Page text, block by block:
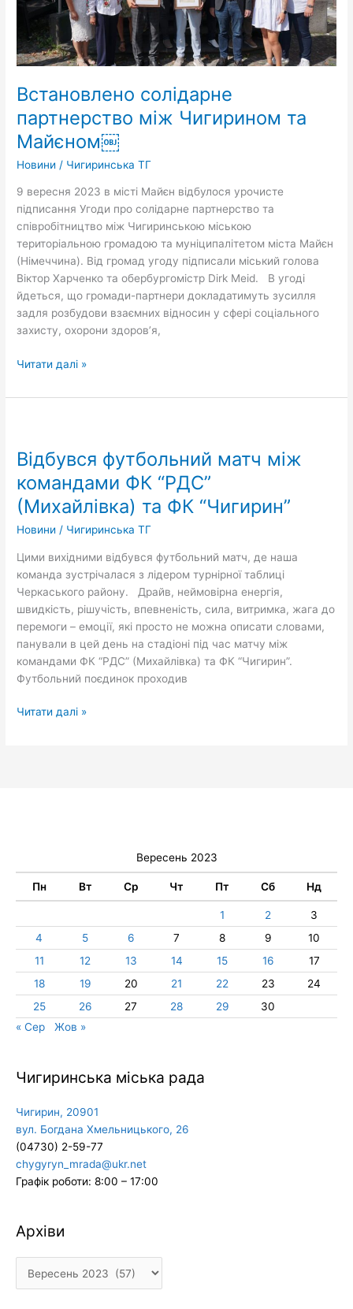
Встановлено солідарне
партнерство між Чигирином та
Майєном￼
Новини / Чигиринська ТГ
9 вересня 2023 в місті Майєн відбулося урочисте
підписання Угоди про солідарне партнерство та
співробітництво між Чигиринською міською
територіальною громадою та муніципалітетом міста Майєн
(Німеччина). Від громад угоду підписали міський голова
Віктор Харченко та обербургомістр Dirk Meid. В угоді
йдеться, що громади-партнери докладатимуть зусилля
задля розбудови взаємних відносин у сфері соціального
захисту, охорони здоров’я,
Читати далі »
Відбувся футбольний матч між
командами ФК “РДС”
(Михайлівка) та ФК “Чигирин”
Новини / Чигиринська ТГ
Цими вихідними відбувся футбольний матч, де наша
команда зустрічалася з лідером турнірної таблиці
Черкаського району. Драйв, неймовірна енергія,
швидкість, рішучість, впевненість, сила, витримка, жага до
перемоги – емоції, які просто не можна описати словами,
панували в цей день на стадіоні під час матчу між
командами ФК “РДС” (Михайлівка) та ФК “Чигирин”.
Футбольний поєдинок проходив
матч
командами
ФК
“РДС”
та
ФК
“Чигирин”
Читати далі »
Вересень 2023
Пн Вт Ср Чт Пт Сб Нд
1 2
3
4
5 6 7 8 9
10
11
12 13 14 15 16
17
18
19 20 21 22 23
24
25
26 27 28 29
30
« Сер
Жов »
Чигиринська міська рада
Чигирин, 20901
вул. Богдана Хмельницького, 26
(04730) 2-59-77
chygyryn_mrada@ukr.net
Графік роботи: 8:00 – 17:00
Архіви
Архіви